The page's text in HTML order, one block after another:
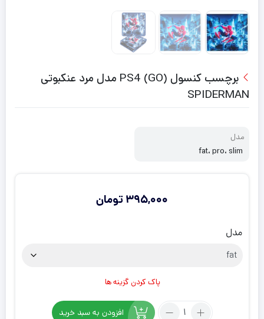
برچسب کنسول PS4 (GO) مدل مرد عنکبوتی
SPIDERMAN
مدل
fat، pro، slim
395,000 تومان
مدل
پاک کردن گزینه ها
تعداد:
افزودن به سبد خرید